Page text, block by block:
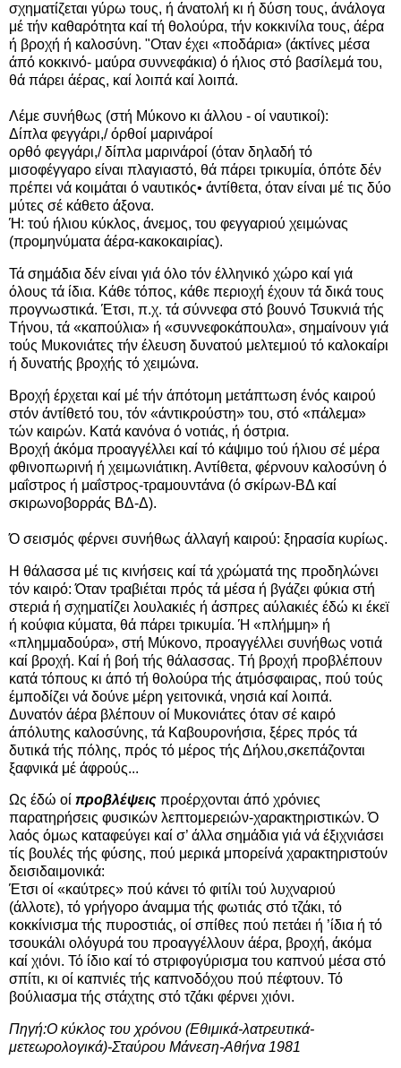
σχηματίζεται γύρω τους, ή άνατολή κι ή δύση τους, άνάλογα
μέ τήν καθαρότητα καί τή θολούρα, τήν κοκκινίλα τους, άέρα
ή βροχή ή καλοσύνη. "Οταν έχει «ποδάρια» (άκτίνες μέσα
άπό κοκκινό- μαύρα συννεφάκια) ό ήλιος στό βασίλεμά του,
θά πάρει άέρας, καί λοιπά καί λοιπά.
Λέμε συνήθως (στή Μύκονο κι άλλου - οί ναυτικοί):
Δίπλα φεγγάρι,/ όρθοί μαρινάροί
ορθό φεγγάρι,/ δίπλα μαρινάροί (όταν δηλαδή τό
μισοφέγγαρο είναι πλαγιαστό, θά πάρει τρικυμία, όπότε δέν
πρέπει νά κοιμάται ό ναυτικός• άντίθετα, όταν είναι μέ τις δύο
μύτες σέ κάθετο άξονα.
Ή: τού ήλιου κύκλος, άνεμος, του φεγγαριού χειμώνας
(προμηνύματα άέρα-κακοκαιρίας).
Τά σημάδια δέν είναι γιά όλο τόν έλληνικό χώρο καί γιά
όλους τά ίδια. Κάθε τόπος, κάθε περιοχή έχουν τά δικά τους
προγνωστικά. Έτσι, π.χ. τά σύννεφα στό βουνό Τσυκνιά τής
Τήνου, τά «καπούλια» ή «συννεφοκάπουλα», σημαίνουν γιά
τούς Μυκονιάτες τήν έλευση δυνατού μελτεμιού τό καλοκαίρι
ή δυνατής βροχής τό χειμώνα.
Βροχή έρχεται καί μέ τήν άπότομη μετάπτωση ένός καιρού
στόν άντίθετό του, τόν «άντικρούστη» του, στό «πάλεμα»
τών καιρών. Κατά κανόνα ό νοτιάς, ή όστρια.
Βροχή άκόμα προαγγέλλει καί τό κάψιμο τού ήλιου σέ μέρα
φθινοπωρινή ή χειμωνιάτικη. Αντίθετα, φέρνουν καλοσύνη ό
μαΐστρος ή μαΐστρος-τραμουντάνα (ό σκίρων-ΒΔ καί
σκιρωνοβορράς ΒΔ-Δ).
Ό σεισμός φέρνει συνήθως άλλαγή καιρού: ξηρασία κυρίως.
Η θάλασσα μέ τις κινήσεις καί τά χρώματά της προδηλώνει
τόν καιρό: Όταν τραβιέται πρός τά μέσα ή βγάζει φύκια στή
στεριά ή σχηματίζει λουλακιές ή άσπρες αύλακιές έδώ κι έκεϊ
ή κούφια κύματα, θά πάρει τρικυμία. Ή «πλήμμη» ή
«πλημμαδούρα», στή Μύκονο, προαγγέλλει συνήθως νοτιά
καί βροχή. Καί ή βοή τής θάλασσας. Τή βροχή προβλέπουν
κατά τόπους κι άπό τή θολούρα τής άτμόσφαιρας, πού τούς
έμποδίζει νά δούνε μέρη γειτονικά, νησιά καί λοιπά.
Δυνατόν άέρα βλέπουν οί Μυκονιάτες όταν σέ καιρό
άπόλυτης καλοσύνης, τά Καβουρονήσια, ξέρες πρός τά
δυτικά τής πόλης, πρός τό μέρος τής Δήλου,σκεπάζονται
ξαφνικά μέ άφρούς...
Ως έδώ οί προβλέψεις προέρχονται άπό χρόνιες
παρατηρήσεις φυσικών λεπτομερειών-χαρακτηριστικών. Ό
λαός όμως καταφεύγει καί σ’ άλλα σημάδια γιά νά έξιχνιάσει
τίς βουλές τής φύσης, πού μερικά μπορείνά χαρακτηριστούν
δεισιδαιμονικά:
Έτσι οί «καύτρες» πού κάνει τό φιτίλι τού λυχναριού
(άλλοτε), τό γρήγορο άναμμα τής φωτιάς στό τζάκι, τό
κοκκίνισμα τής πυροστιάς, οί σπίθες πού πετάει ή ’ίδια ή τό
τσουκάλι ολόγυρά του προαγγέλλουν άέρα, βροχή, άκόμα
καί χιόνι. Τό ίδιο καί τό στριφογύρισμα του καπνού μέσα στό
σπίτι, κι οί καπνιές τής καπνοδόχου πού πέφτουν. Τό
βούλιασμα τής στάχτης στό τζάκι φέρνει χιόνι.
Πηγή:Ο κύκλος του χρόνου (Εθιμικά-λατρευτικά-
μετεωρολογικά)-Σταύρου Μάνεση-Αθήνα 1981